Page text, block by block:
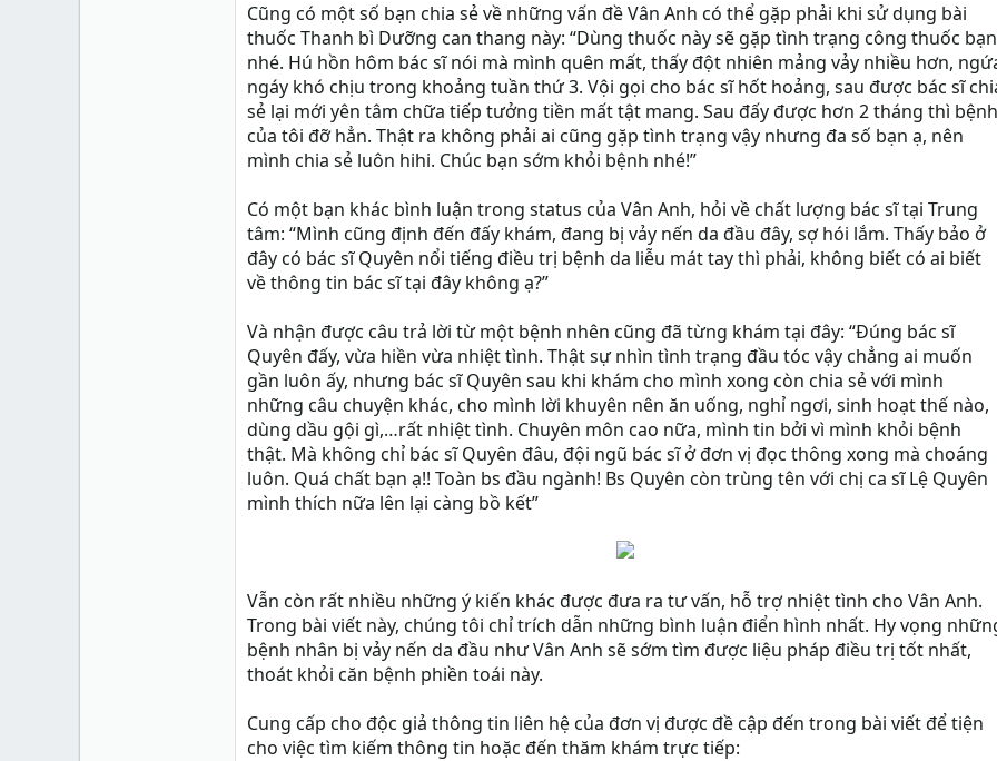
Cũng có một số bạn chia sẻ về những vấn đề Vân Anh có thể gặp phải khi sử dụng bài
thuốc Thanh bì Dưỡng can thang này: “Dùng thuốc này sẽ gặp tình trạng công thuốc bạn
nhé. Hú hồn hôm bác sĩ nói mà mình quên mất, thấy đột nhiên mảng vảy nhiều hơn,
ngáy khó chịu trong khoảng tuần thứ 3. Vội gọi cho bác sĩ hốt hoảng, sau được bác sĩ
sẻ lại mới yên tâm chữa tiếp tưởng tiền mất tật mang. Sau đấy được hơn 2 tháng thì bệnh
của tôi đỡ hẳn. Thật ra không phải ai cũng gặp tình trạng vậy nhưng đa số bạn ạ, nên
mình chia sẻ luôn hihi. Chúc bạn sớm khỏi bệnh nhé!”
Có một bạn khác bình luận trong status của Vân Anh, hỏi về chất lượng bác sĩ tại Trung
tâm: “Mình cũng định đến đấy khám, đang bị vảy nến da đầu đây, sợ hói lắm. Thấy bảo ở
đây có bác sĩ Quyên nổi tiếng điều trị bệnh da liễu mát tay thì phải, không biết có ai biết
về thông tin bác sĩ tại đây không ạ?”
Và nhận được câu trả lời từ một bệnh nhên cũng đã từng khám tại đây: “Đúng bác sĩ
Quyên đấy, vừa hiền vừa nhiệt tình. Thật sự nhìn tình trạng đầu tóc vậy chẳng ai muốn
gần luôn ấy, nhưng bác sĩ Quyên sau khi khám cho mình xong còn chia sẻ với mình
những câu chuyện khác, cho mình lời khuyên nên ăn uống, nghỉ ngơi, sinh hoạt thế nào,
dùng dầu gội gì,…rất nhiệt tình. Chuyên môn cao nữa, mình tin bởi vì mình khỏi bệnh
thật. Mà không chỉ bác sĩ Quyên đâu, đội ngũ bác sĩ ở đơn vị đọc thông xong mà choáng
luôn. Quá chất bạn ạ!! Toàn bs đầu ngành! Bs Quyên còn trùng tên với chị ca sĩ Lệ Quyên
mình thích nữa lên lại càng bồ kết”
Vẫn còn rất nhiều những ý kiến khác được đưa ra tư vấn, hỗ trợ nhiệt tình cho Vân Anh.
Trong bài viết này, chúng tôi chỉ trích dẫn những bình luận điển hình nhất. Hy vọng
bệnh nhân bị vảy nến da đầu như Vân Anh sẽ sớm tìm được liệu pháp điều trị tốt nhất,
thoát khỏi căn bệnh phiền toái này.
Cung cấp cho độc giả thông tin liên hệ của đơn vị được đề cập đến trong bài viết để tiện
cho việc tìm kiếm thông tin hoặc đến thăm khám trực tiếp: